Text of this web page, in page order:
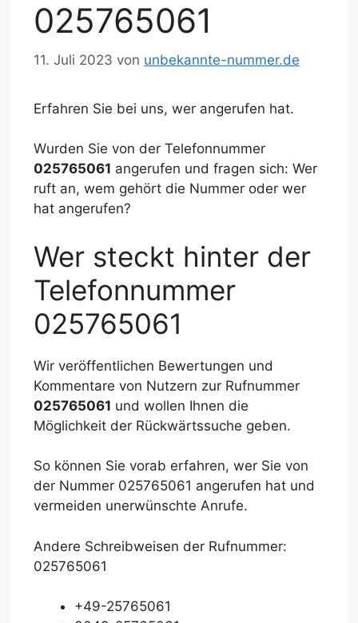
025765061
11. Juli 2023 von unbekannte-nummer.de
Erfahren Sie bei uns, wer angerufen hat.
Wurden Sie von der Telefonnummer
025765061 angerufen und fragen sich: Wer
ruft an, wem gehört die Nummer oder wer
hat angerufen?
Wer steckt hinter der
Telefonnummer
025765061
Wir veröffentlichen Bewertungen und
Kommentare von Nutzern zur Rufnummer
025765061 und wollen Ihnen die
Möglichkeit der Rückwärtssuche geben.
So können Sie vorab erfahren, wer Sie von
der Nummer 025765061 angerufen hat und
vermeiden unerwünschte Anrufe.
Andere Schreibweisen der Rufnummer:
025765061
+49-25765061